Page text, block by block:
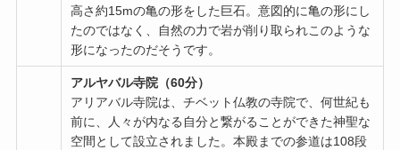
高さ約15mの亀の形をした巨石。意図的に亀の形にし
たのではなく、自然の力で岩が削り取られこのような
形になったのだそうです。
アルヤバル寺院（60分）
アリアバル寺院は、チベット仏教の寺院で、何世紀も
前に、人々が内なる自分と繋がることができた神聖な
空間として設立されました。本殿までの参道は108段